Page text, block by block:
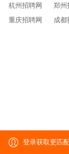
杭州招聘网
郑州
重庆招聘网
成都
登录获取更匹